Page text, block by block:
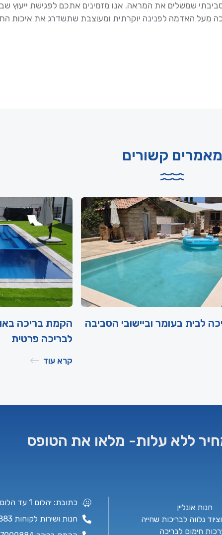
שמשלים את המראה. אנו מזמינים אתכם לפגישת ייעוץ
מעל האדמה לפנינה יוקרתית ומעוצבת שתשדרג את איכות
מאמרים קשורים
לבית בעומר וביישובי הסביבה
הקמת בריכה
לבריכה פרטית
קרא עוד
ללא עלות- מלאו את הטופס
חנות אונליין
נלווה לבריכות שחייה
חימום לבריכה
כתובת: יהלום 1 עד הלום
חנות ושירות לקוחות 074-7009883